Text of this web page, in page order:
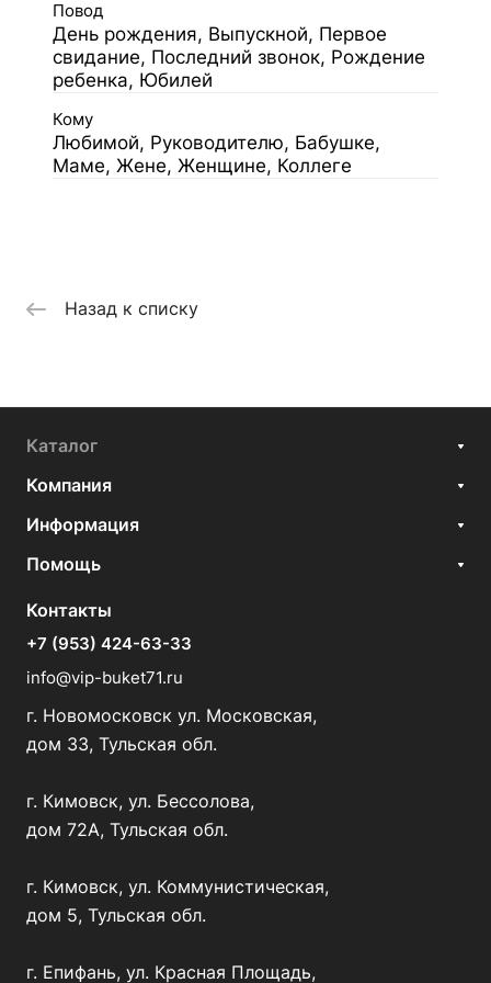
Повод
День рождения, Выпускной, Первое
свидание, Последний звонок, Рождение
ребенка, Юбилей
Кому
Любимой, Руководителю, Бабушке,
Маме, Жене, Женщине, Коллеге
Назад к списку
Каталог
Компания
Информация
Помощь
Контакты
+7 (953) 424-63-33
info@vip-buket71.ru
г. Новомосковск ул. Московская,
дом 33, Тульская обл.
г. Кимовск, ул. Бессолова,
дом 72А, Тульская обл.
г. Кимовск, ул. Коммунистическая,
дом 5, Тульская обл.
г. Епифань, ул. Красная Площадь,